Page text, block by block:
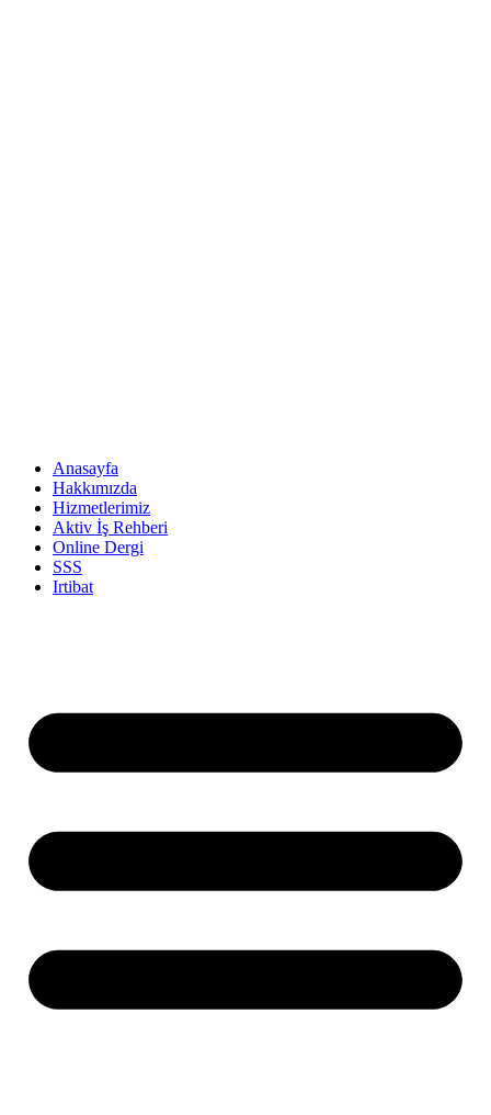
Anasayfa
Hakkımızda
Hizmetlerimiz
Aktiv İş Rehberi
Online Dergi
SSS
Irtibat